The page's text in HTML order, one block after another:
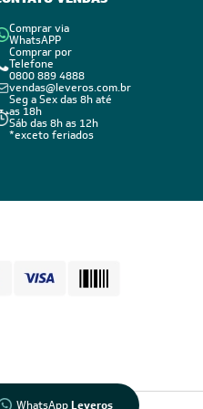
a sua
acordo com as
para adequar a
as características
Comprar via
WhatsAPP
Comprar por
Telefone
0800 889 4888
vendas@leveros.com.br
Seg a Sex das 8h até
as 18h
Sáb das 8h as 12h
*exceto feriados
WhatsAppLeveros
LIA